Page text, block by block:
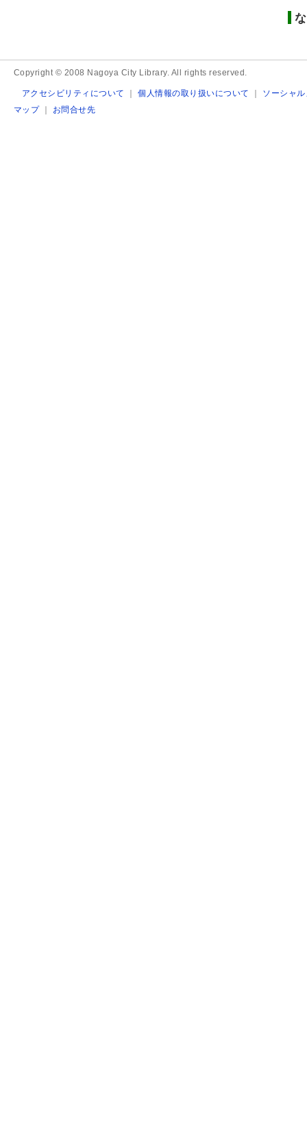
Copyright © 2008 Nagoya City Library. All rights reserved.
アクセシビリティについて ｜個人情報の取り扱いについて ｜ ソーシャ
マップ｜ お問合せ先